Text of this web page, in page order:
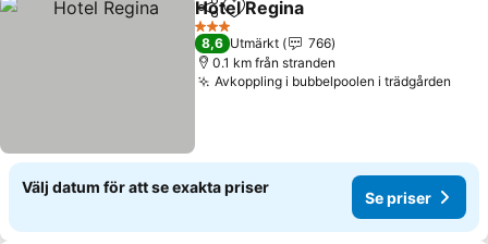
Dela Lägg till i Mina Favoriter
Hotel Regina
3 Stjärnor
8,6 Utmärkt
766
0.1 km från stranden
Avkoppling i bubbelpoolen i trädgården
Välj datum för att se exakta priser
Se priser